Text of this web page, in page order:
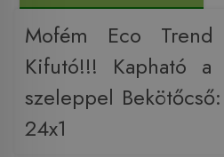
Mofém Eco Trend
Kifutó!!! Kapható
szeleppel
24x1